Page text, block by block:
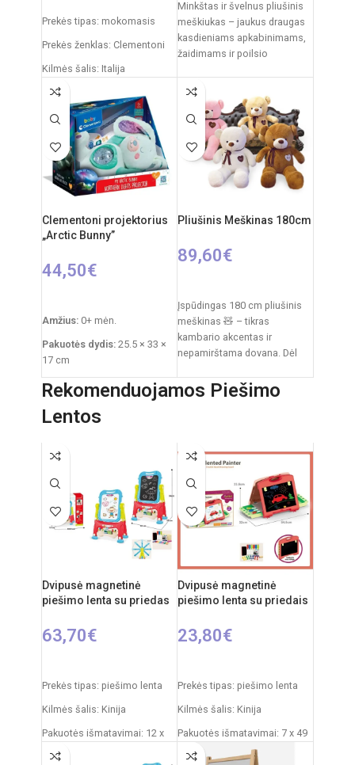
Prekės tipas: mokomasis
Prekės ženklas: Clementoni
Kilmės šalis: Italija
Pakuotės išmatavimai: 47 x 9
x 34 cm
Rekomenduojamas amžius:
nuo 6 metų
Minkštas ir švelnus pliušinis
meškiukas – jaukus draugas
kasdieniams apkabinimams,
žaidimams ir poilsio
dizainas su dekoratyviniu
kaspinėliu suteikia
Clementoni projektorius
„Arctic Bunny”
44,50€
Amžius:0+ mėn.
Pakuotės dydis:25.5 × 33 ×
17 cm
Prekės svoris: 760 g
Funkcijos:
projektorius, melodijos,
Medžiagos:
plastikas
Priežiūra:
pliušas skalbiamas
išimant vidinį modulį
Kilmės šalis:Italija /
Pliušinis Meškinas 180cm
89,60€
Įspūdingas 180 cm pliušinis
meškinas 🧸 – tikras
kambario akcentas ir
nepamirštama dovana. Dėl
Rekomenduojamos Piešimo
Lentos
Dvipusė magnetinė
piešimo lenta su priedas
63,70€
Prekės tipas: piešimo lenta
Kilmės šalis: Kinija
Pakuotės išmatavimai: 12 x
Dvipusė magnetinė
piešimo lenta su priedais
23,80€
Prekės tipas: piešimo lenta
Kilmės šalis: Kinija
Pakuotės išmatavimai: 7 x 49